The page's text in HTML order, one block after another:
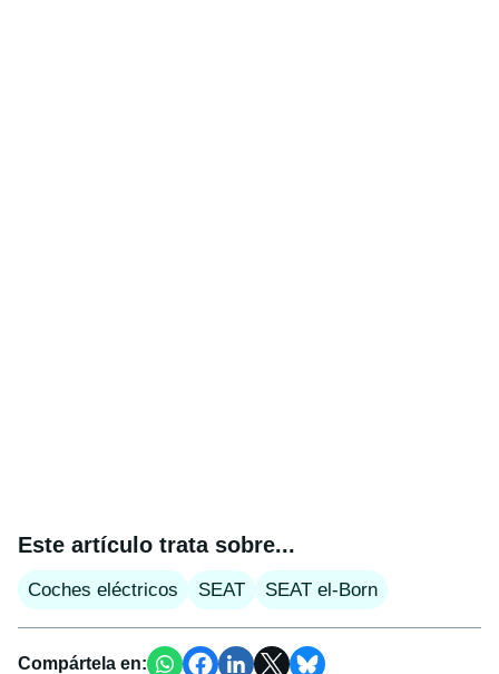
Este artículo trata sobre...
Coches eléctricos SEAT SEAT el-Born
Compártela en: